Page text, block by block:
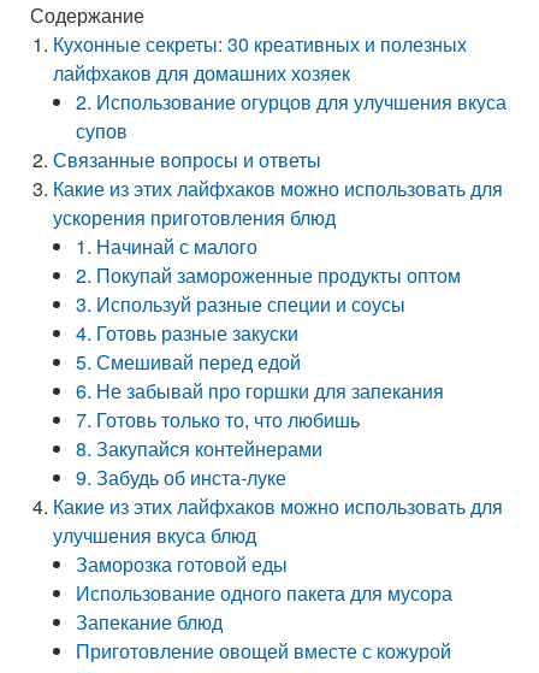
Содержание
Кухонные секреты: 30 креативных и полезных
лайфхаков для домашних хозяек
2. Использование огурцов для улучшения вкуса
супов
Связанные вопросы и ответы
Какие из этих лайфхаков можно использовать для
ускорения приготовления блюд
1. Начинай с малого
2. Покупай замороженные продукты оптом
3. Используй разные специи и соусы
4. Готовь разные закуски
5. Смешивай перед едой
6. Не забывай про горшки для запекания
7. Готовь только то, что любишь
8. Закупайся контейнерами
9. Забудь об инста-луке
Какие из этих лайфхаков можно использовать для
улучшения вкуса блюд
Заморозка готовой еды
Использование одного пакета для мусора
Запекание блюд
Приготовление овощей вместе с кожурой